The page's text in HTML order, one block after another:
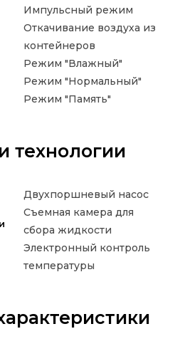
Импульсный режим
Откачивание воздуха из
контейнеров
Режим "Влажный"
Режим "Нормальный"
Режим "Память"
технологии
Двухпоршневый насос
Съемная камера для
сбора жидкости
Электронный контроль
температуры